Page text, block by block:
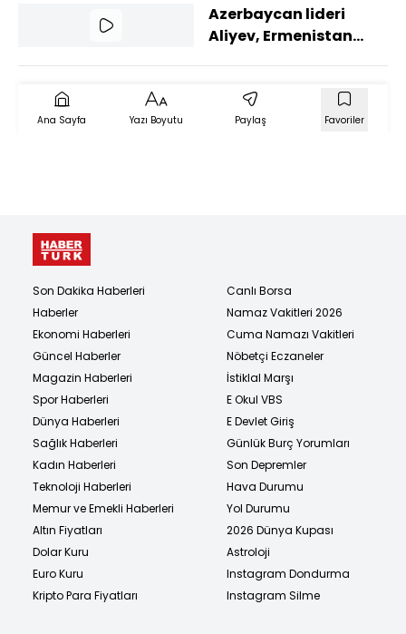
Azerbaycan lideri
Aliyev, Ermenistan
Ana Sayfa Yazı Boyutu Paylaş Favoriler
Son Dakika Haberleri
Haberler
Ekonomi Haberleri
Güncel Haberler
Magazin Haberleri
Spor Haberleri
Dünya Haberleri
Sağlık Haberleri
Kadın Haberleri
Teknoloji Haberleri
Memur ve Emekli Haberleri
Altın Fiyatları
Dolar Kuru
Euro Kuru
Kripto Para Fiyatları
Canlı Borsa
Namaz Vakitleri 2026
Cuma Namazı Vakitleri
Nöbetçi Eczaneler
İstiklal Marşı
E Okul VBS
E Devlet Giriş
Günlük Burç Yorumları
Son Depremler
Hava Durumu
Yol Durumu
2026 Dünya Kupası
Astroloji
Instagram Dondurma
Instagram Silme